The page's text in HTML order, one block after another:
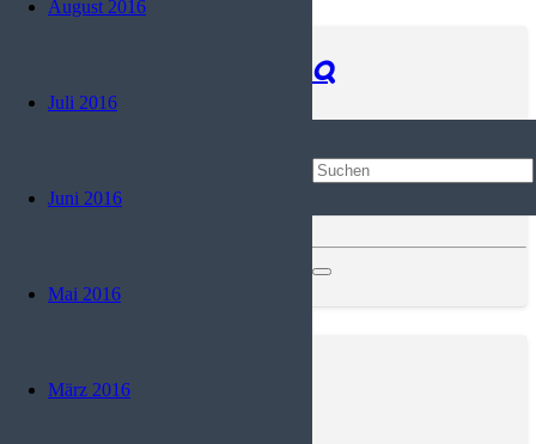
August 2016
Juli 2016
Juni 2016
Mai 2016
März 2016
mit zahlreichen Charakteristiken einer nativen App. Sie kann
daher auch als Symbiose aus einer responsiven Webseite und
einer App beschrieben…